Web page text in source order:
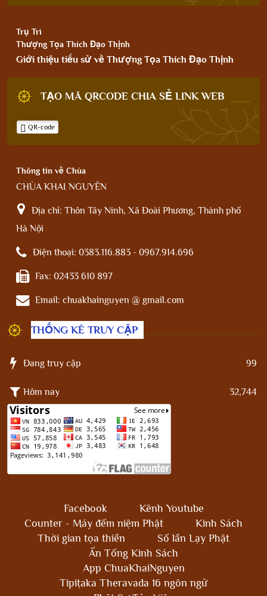
Trụ Trì
Thượng Tọa Thích Đạo Thịnh
Giới thiệu tiểu sử về Thượng Tọa Thích Đạo Thịnh
TẠO MÃ QRCODE CHIA SẺ LINK WEB
QR-code
Thông tin về Chùa
CHÙA KHAI NGUYÊN
Địa chỉ: Thôn Tây Ninh, Xã Đoài Phương, Thành phố
Hà Nội
Điện thoại: 0383.116.883 - 0967.914.696
Fax: 02433 610 897
Email: chuakhainguyen @ gmail.com
THỐNG KÊ TRUY CẬP
Đang truy cập 99
Hôm nay 32,744
Facebook
Kênh Youtube
Counter - Máy đếm niệm Phật
Kinh Sách
Thời gian tọa thiền
Số lần Lạy Phật
Ấn Tống Kinh Sách
App ChuaKhaiNguyen
Tipiṭaka Theravada 16 ngôn ngữ